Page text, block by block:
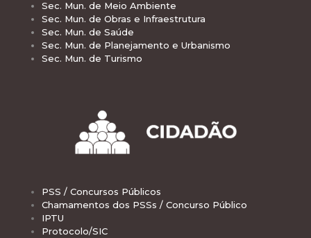
Sec. Mun. de Meio Ambiente
Sec. Mun. de Obras e Infraestrutura
Sec. Mun. de Saúde
Sec. Mun. de Planejamento e Urbanismo
Sec. Mun. de Turismo
PSS / Concursos Públicos
Chamamentos dos PSSs / Concurso Público
IPTU
Protocolo/SIC